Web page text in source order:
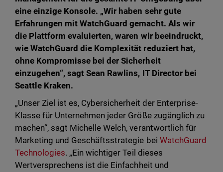
eine einzige Konsole. „Wir haben sehr gute
Erfahrungen mit WatchGuard gemacht. Als wir
die Plattform evaluierten, waren wir beeindruckt,
wie WatchGuard die Komplexität reduziert hat,
ohne Kompromisse bei der Sicherheit
einzugehen“, sagt Sean Rawlins, IT Director bei
Seattle Kraken.
„Unser Ziel ist es, Cybersicherheit der Enterprise-
Klasse für Unternehmen jeder Größe zugänglich zu
machen“, sagt Michelle Welch, verantwortlich für
Marketing und Geschäftsstrategie bei WatchGuard
Technologies. „Ein wichtiger Teil dieses
Wertversprechens ist die Einfachheit und